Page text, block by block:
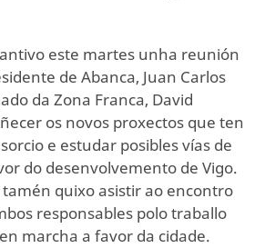
este martes unha reunión
de Abanca, Juan Carlos
da Zona Franca, David
os novos proxectos que ten
e estudar posibles vías de
do desenvolvemento de Vigo.
tamén quixo asistir ao encontro
responsables polo traballo
marcha a favor da cidade.